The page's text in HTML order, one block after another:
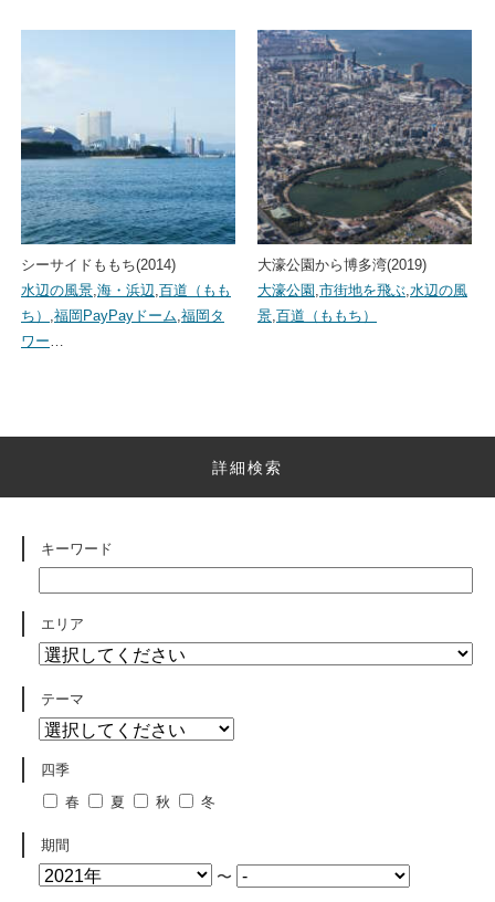
シーサイドももち(2014)
水辺の風景,海・浜辺,百道（もも
ち） ,福岡PayPayドーム,福岡タ
ワー…
大濠公園から博多湾(2019)
大濠公園 ,市街地を飛ぶ,水辺の風
景,百道（ももち）
詳細検索
キーワード
エリア
テーマ
四季
春
夏 秋 冬
期間
〜